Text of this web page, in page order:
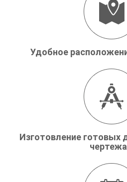
Удобное
Изготовление готовых